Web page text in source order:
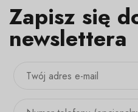
Zapisz się
newslettera